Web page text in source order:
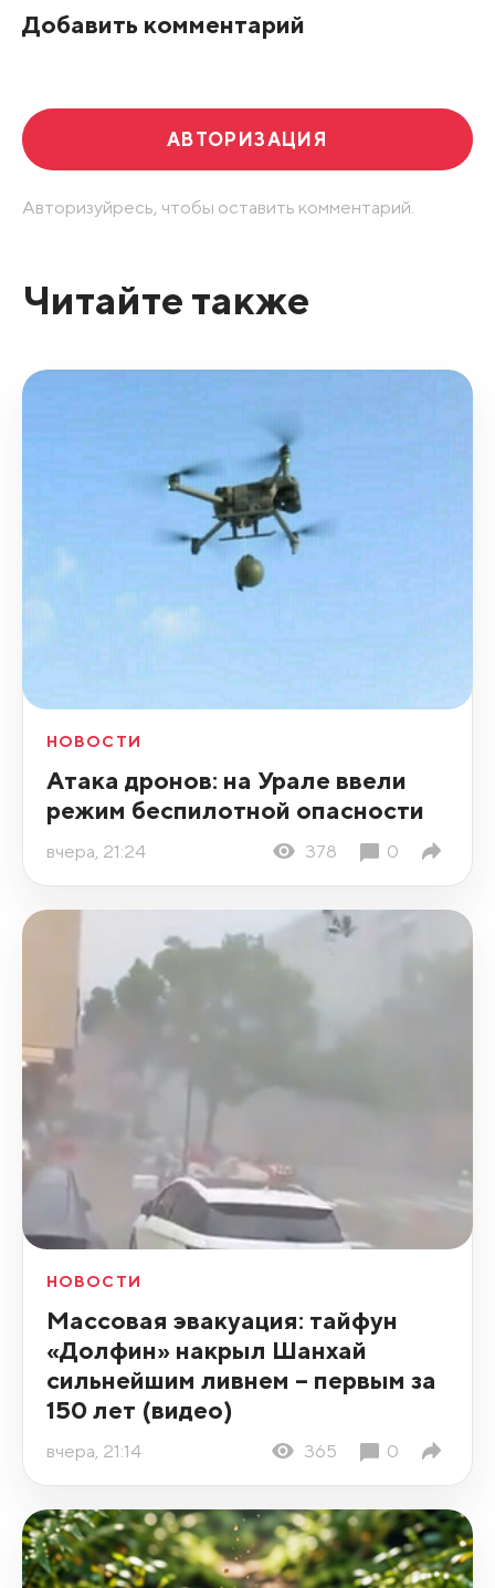
Добавить комментарий
АВТОРИЗАЦИЯ
Авторизуйресь, чтобы оставить комментарий.
Читайте также
НОВОСТИ
Атака дронов: на Урале ввели
режим беспилотной опасности
вчера, 21:24 378 0
НОВОСТИ
Массовая эвакуация: тайфун
«Долфин» накрыл Шанхай
сильнейшим ливнем – первым за
150 лет (видео)
вчера, 21:14 365 0